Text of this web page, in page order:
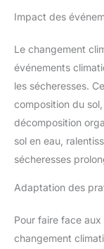
Impact des
Le changement
événements
les sécheresses.
composition du
décomposition
sol en eau,
sécheresses
Adaptation des
Pour faire face
changement